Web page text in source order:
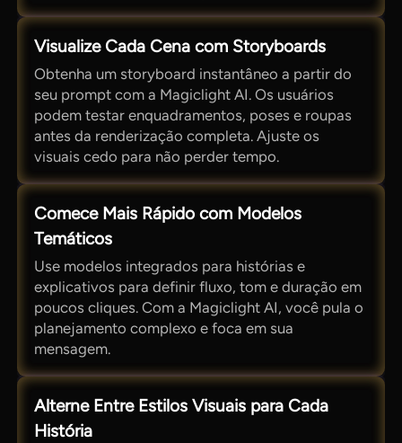
Visualize Cada Cena com Storyboards
Obtenha um storyboard instantâneo a partir do
seu prompt com a Magiclight AI. Os usuários
podem testar enquadramentos, poses e roupas
antes da renderização completa. Ajuste os
visuais cedo para não perder tempo.
Comece Mais Rápido com Modelos
Temáticos
Use modelos integrados para histórias e
explicativos para definir fluxo, tom e duração em
poucos cliques. Com a Magiclight AI, você pula o
planejamento complexo e foca em sua
mensagem.
Alterne Entre Estilos Visuais para Cada
História